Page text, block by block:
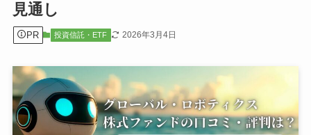
見通し
PR 投資信託・ETF 2026年3月4日